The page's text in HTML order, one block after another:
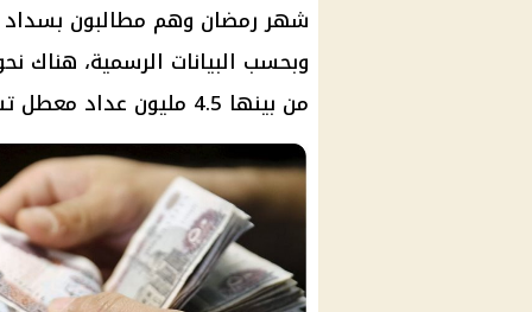
شهر رمضان وهم مطالبون بسداد
من بينها 4.5 مليون عداد معطل تسعي الوزارة إلي استبداله.